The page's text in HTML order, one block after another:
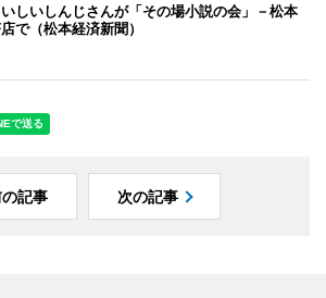
しいしんじさんが「その場小説の会」－松本
で（松本経済新聞）
記事 次の記事